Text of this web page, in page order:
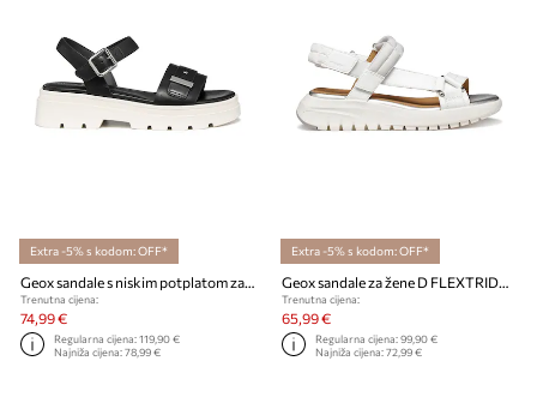
Extra -5% s kodom: OFF*
Trenutna cijena:
74,99 €
Regularna cijena:119,90 €
Najniža cijena:78,99 €
Extra -5% s kodom: OFF*
Trenutna cijena:
65,99 €
Regularna cijena:99,90 €
Najniža cijena:72,99 €